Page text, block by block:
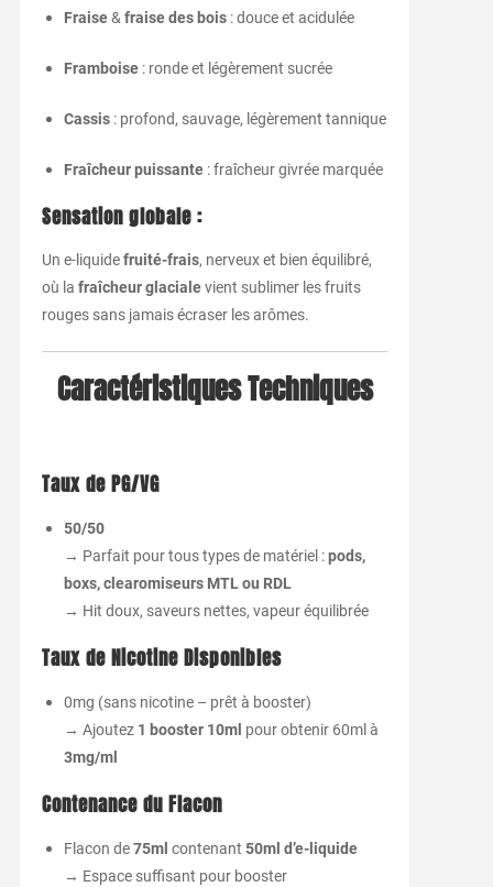
Fraise&fraise des bois: douce et acidulée
Framboise: ronde et légèrement sucrée
Cassis: profond, sauvage, légèrement tannique
Fraîcheur puissante: fraîcheur givrée marquée
Sensation globale :
Un e-liquidefruité-frais, nerveux et bien équilibré,
où la fraîcheur glacialevient sublimer les fruits
rouges sans jamais écraser les arômes.
Caractéristiques Techniques
Taux de PG/VG
50/50
→ Parfait pour tous types de matériel :pods,
boxs, clearomiseurs MTL ou RDL
→ Hit doux, saveurs nettes, vapeur équilibrée
Taux de Nicotine Disponibles
0mg (sans nicotine – prêt à booster)
→ Ajoutez 1 booster 10ml pour obtenir 60ml à
3mg/ml
Contenance du Flacon
Flacon de75ml contenant 50ml d’e-liquide
→ Espace suffisant pour booster